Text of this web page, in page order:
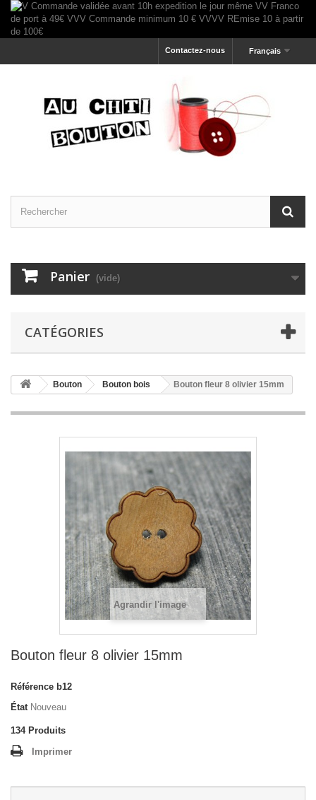
Français
Contactez-nous
Panier (vide)
CATÉGORIES
Bouton Bouton bois Bouton fleur 8 olivier 15mm
Agrandir l'image
Bouton fleur 8 olivier 15mm
Référence b12
État Nouveau
134 Produits
Imprimer